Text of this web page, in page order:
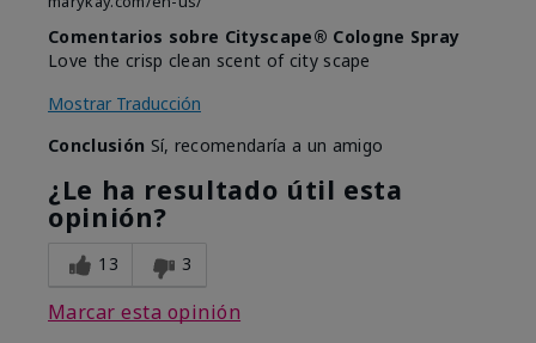
Comentarios sobre Cityscape® Cologne Spray
Love the crisp clean scent of city scape
Mostrar Traducción
Conclusión Sí, recomendaría a un amigo
¿Le ha resultado útil esta
opinión?
13 3
Marcar esta opinión